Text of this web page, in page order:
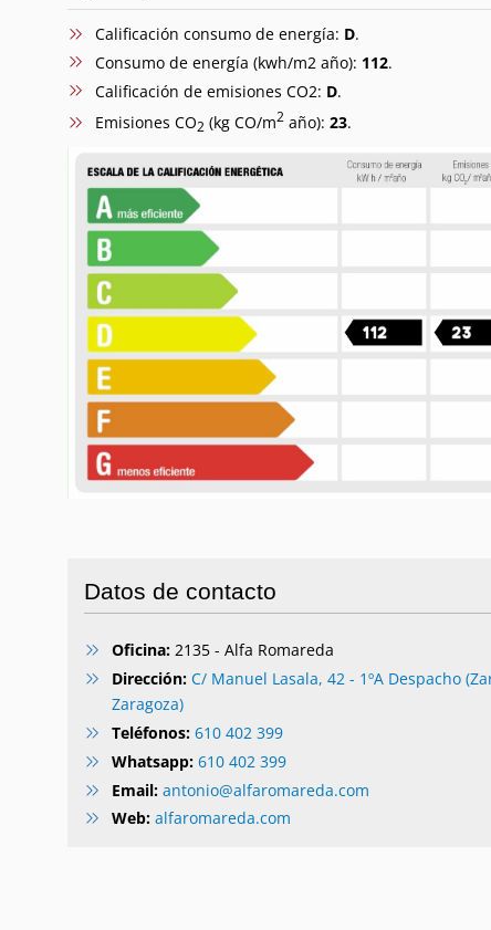
Calificación consumo de energía: D.
Consumo de energía (kwh/m2 año): 112.
Calificación de emisiones CO2: D.
Emisiones CO2 (kg CO/m2 año):23.
Datos de contacto
Oficina: 2135 - Alfa Romareda
Dirección: C/ Manuel Lasala, 42 - 1ºA Despacho
Zaragoza)
Teléfonos: 610 402 399
Whatsapp: 610 402 399
Email: antonio@alfaromareda.com
Web: alfaromareda.com